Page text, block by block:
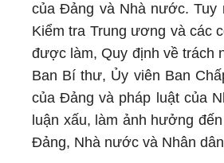
của Đảng và Nhà nước. Tuy
Kiểm tra Trung ương và các
được làm, Quy định về trách
Ban Bí thư, Ủy viên Ban
của Đảng và pháp luật của
luận xấu, làm ảnh hưởng
Đảng, Nhà nước và Nhân